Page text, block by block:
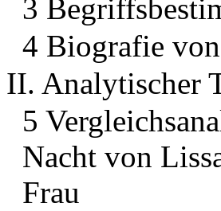
3
4 Biografie
II. Analytischer
5
Nacht von
Frau